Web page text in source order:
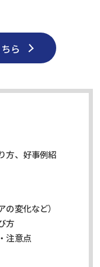
ら
方、好事例紹
変化など）
方
注意点